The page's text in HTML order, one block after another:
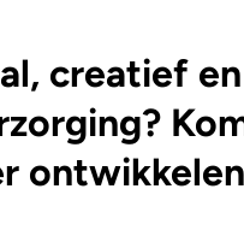
creatief